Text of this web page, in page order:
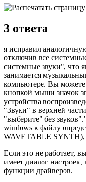
3 ответа
я исправил
отключив все
системные звуки", что
занимается
компьютере. Вы можете
кнопкой мыши значок
устройства
"Звуки" в верхней
"выберите" без
windows к файлу
WAVETABLE SYNTH),
Если это не работает,
имеет диалог
функции драйверов.